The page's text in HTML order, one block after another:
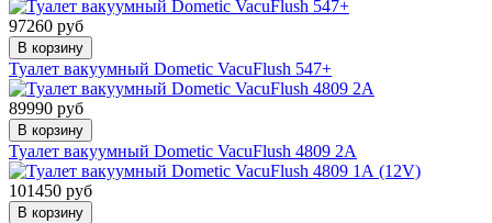
97260 руб
В корзину
Туалет вакуумный Dometic VacuFlush 547+
89990 руб
В корзину
Туалет вакуумный Dometic VacuFlush 4809 2А
101450 руб
В корзину